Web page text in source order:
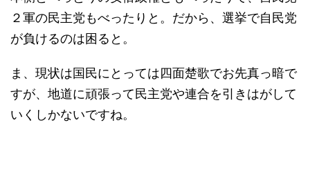
２軍の民主党もべったりと。だから、選挙で自民党
が負けるのは困ると。
ま、現状は国民にとっては四面楚歌でお先真っ暗で
すが、地道に頑張って民主党や連合を引きはがして
いくしかないですね。